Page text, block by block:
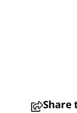
Share